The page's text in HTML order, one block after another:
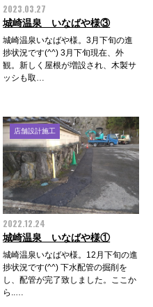
2023.03.27
城崎温泉 いなばや様③
城崎温泉いなばや様。3月下旬の進
捗状況です(^^) 3月下旬現在、外
観。新しく屋根が増設され、木製サ
ッシも取…
店舗設計施工
2022.12.24
城崎温泉 いなばや様①
城崎温泉いなばや様。12月下旬の進
捗状況です(^^) 下水配管の掘削を
し、配管が完了致しました。ここか
ら..…